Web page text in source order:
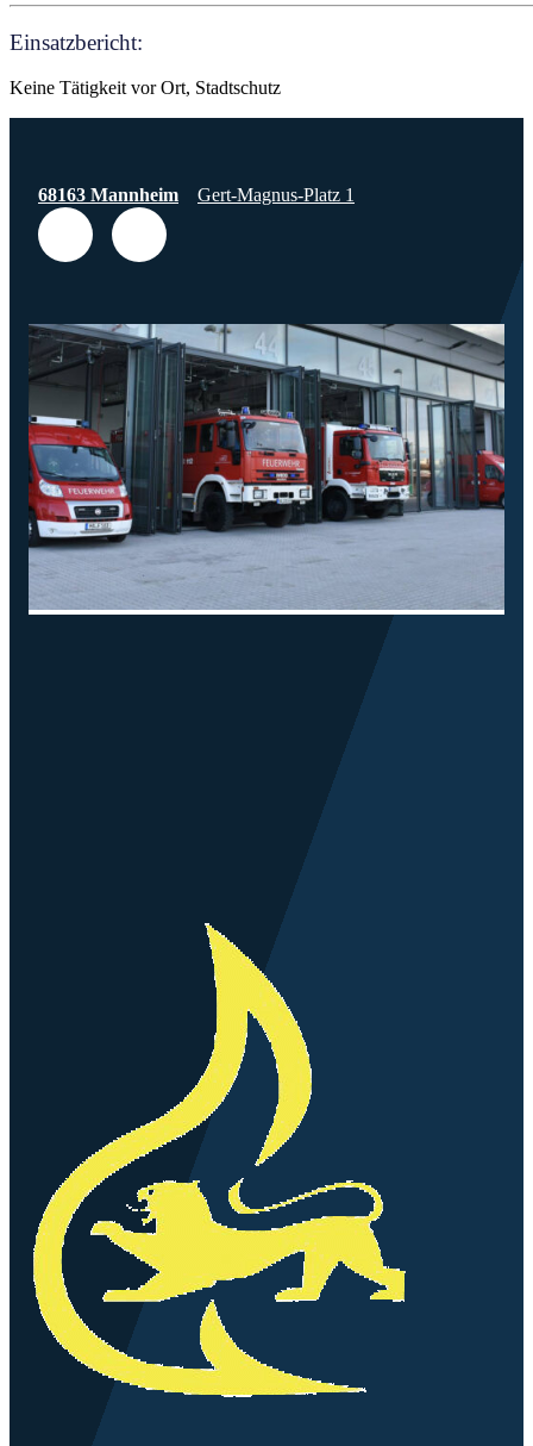
Einsatzbericht:
Keine Tätigkeit vor Ort, Stadtschutz
68163 Mannheim Gert-Magnus-Platz 1